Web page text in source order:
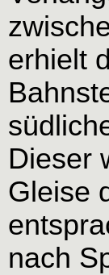
erhielt
Dieser
Gleise
nach